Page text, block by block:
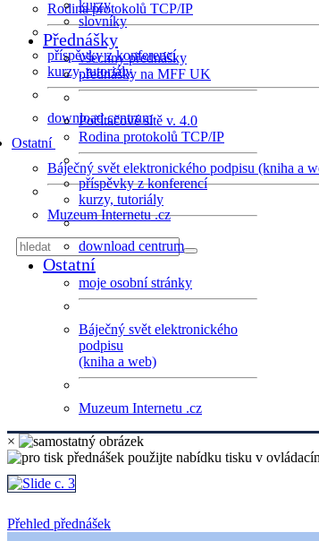
Rodina protokolů TCP/IP
příspěvky z konferencí
kurzy, tutoriály
download centrum
Ostatní
Báječný svět elektronického podpisu (kniha a
Muzeum Internetu .cz
kurzy
slovníky
Přednášky
všechny přednášky
přednášky na MFF UK
Počítačové sítě v. 4.0
Rodina protokolů TCP/IP
příspěvky z konferencí
kurzy, tutoriály
download centrum
Ostatní
moje osobní stránky
Báječný svět elektronického
podpisu
(kniha a web)
Muzeum Internetu .cz
×
Přehled přednášek